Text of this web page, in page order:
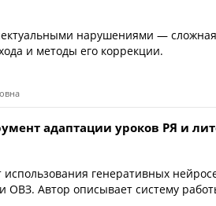
нарушениями —
и методы его коррекции.
адаптации уроков РЯ и
генеративных
ОВЗ. Автор описывает систему